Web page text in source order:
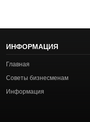
ИНФОРМАЦИЯ
Главная
Советы бизнесменам
Информация